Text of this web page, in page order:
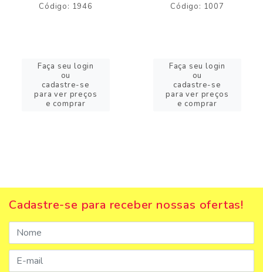
Código: 1946
Faça seu login
ou
cadastre-se
para ver preços
e comprar
Código: 1007
Faça seu login
ou
cadastre-se
para ver preços
e comprar
Cadastre-se para receber nossas ofertas!